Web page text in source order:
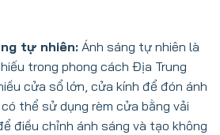
tự nhiên:Ánh sáng tự nhiên là
trong phong cách Địa Trung
cửa sổ lớn, cửa kính để đón ánh
thể sử dụng rèm cửa bằng vải
điều chỉnh ánh sáng và tạo không